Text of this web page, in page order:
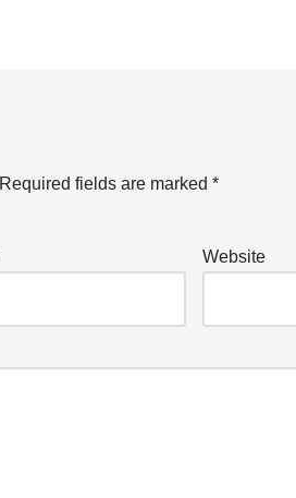
Required fields are marked *
Website